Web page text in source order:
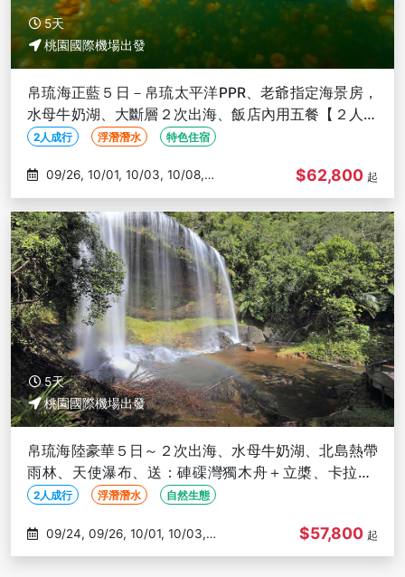
5天
桃園國際機場出發
帛琉海正藍５日－帛琉太平洋PPR、老爺指定海景房，
水母牛奶湖、大斷層２次出海、飯店內用五餐【２人成
行】
2人成行 浮潛潛水 特色住宿
10/10
$62,800 起
5天
桃園國際機場出發
帛琉海陸豪華５日～２次出海、水母牛奶湖、北島熱帶
雨林、天使瀑布、送：硨磲灣獨木舟＋立槳、卡拉OK
【２人成行】
2人成行 浮潛潛水 自然生態
10/10
$57,800 起